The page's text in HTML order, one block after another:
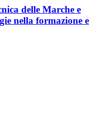
delle Marche e
nella formazione e